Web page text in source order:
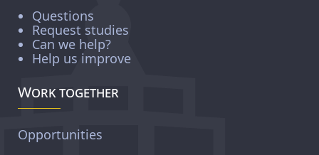
Questions
Request studies
Can we help?
Help us improve
Work together
Opportunities